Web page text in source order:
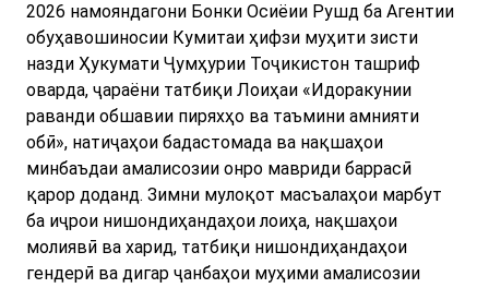
2026 намояндагони Бонки Осиёии Рушд ба Агентии
обуҳавошиносии Кумитаи ҳифзи муҳити зисти
назди Ҳукумати Ҷумҳурии Тоҷикистон ташриф
оварда, ҷараёни татбиқи Лоиҳаи «Идоракунии
раванди обшавии пиряхҳо ва таъмини амнияти
обӣ», натиҷаҳои бадастомада ва нақшаҳои
минбаъдаи амалисозии онро мавриди баррасӣ
қарор доданд. Зимни мулоқот масъалаҳои марбут
ба иҷрои нишондиҳандаҳои лоиҳа, нақшаҳои
молиявӣ ва харид, татбиқи нишондиҳандаҳои
гендерӣ ва дигар ҷанбаҳои муҳими амалисозии